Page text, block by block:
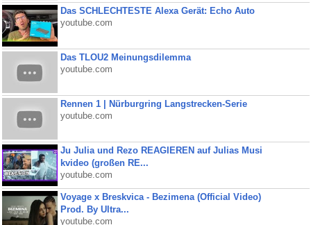
Das SCHLECHTESTE Alexa Gerät: Echo Auto
youtube.com
Das TLOU2 Meinungsdilemma
youtube.com
Rennen 1 | Nürburgring Langstrecken-Serie
youtube.com
Ju Julia und Rezo REAGIEREN auf Julias Musi
kvideo (großen RE...
youtube.com
Voyage x Breskvica - Bezimena (Official Video)
Prod. By Ultra...
youtube.com